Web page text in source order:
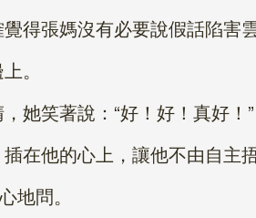
張媽沒有必要說假話陷害雲
。
笑著說：“好！好！真好！”
他的心上，讓他不由自主捂
問。